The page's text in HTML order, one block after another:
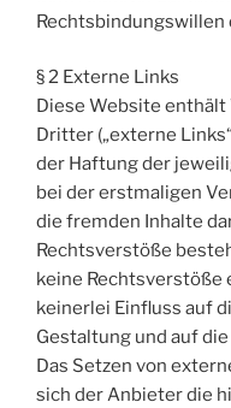
Rechtsbindungswillen
§ 2 Externe Links
Diese Website
Dritter („externe
der Haftung der
bei der erstmaligen
die fremden Inhalte
Rechtsverstöße
keine Rechtsverstöße
keinerlei Einfluss auf
Gestaltung und auf
Das Setzen von
sich der Anbieter die